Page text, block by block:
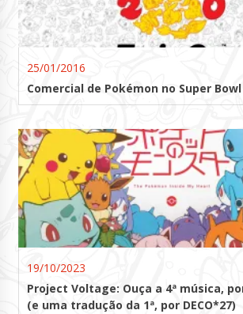
25/01/2016
Comercial de Pokémon no Super Bowl
19/10/2023
Project Voltage: Ouça a 4ª música,
(e uma tradução da 1ª, por DECO*27)